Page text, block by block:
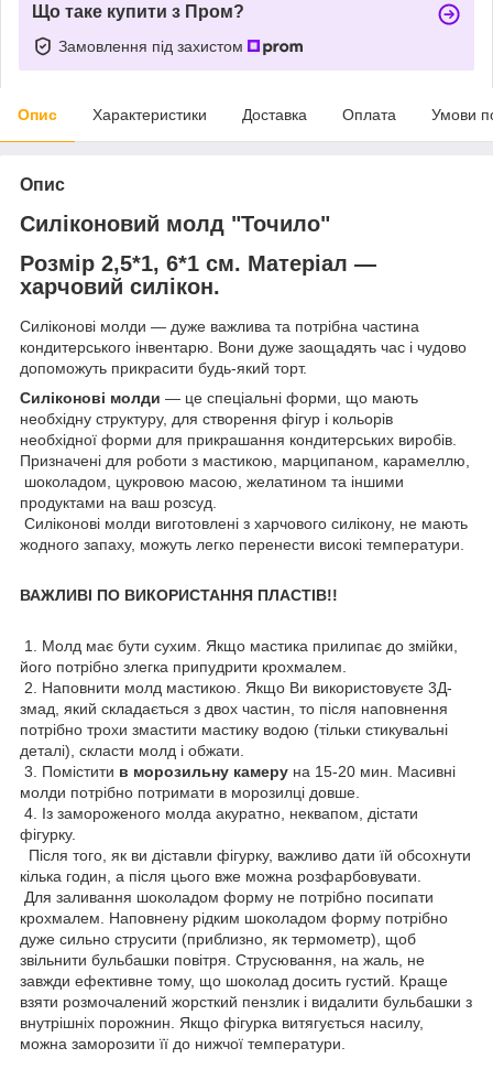
Що таке купити з Пром?
Замовлення під захистом
Опис Характеристики Доставка Оплата Умови
Опис
Силіконовий молд "Точило"
Розмір 2,5*1, 6*1 см. Матеріал —
харчовий силікон.
Силіконові молди — дуже важлива та потрібна частина
кондитерського інвентарю. Вони дуже заощадять час і чудово
допоможуть прикрасити будь-який торт.
Силіконові молди — це спеціальні форми, що мають
необхідну структуру, для створення фігур і кольорів
необхідної форми для прикрашання кондитерських виробів.
Призначені для роботи з мастикою, марципаном, карамеллю,
шоколадом, цукровою масою, желатином та іншими
продуктами на ваш розсуд.
Силіконові молди виготовлені з харчового силікону, не мають
жодного запаху, можуть легко перенести високі температури.
ВАЖЛИВІ ПО ВИКОРИСТАННЯ ПЛАСТІВ!!
1. Молд має бути сухим. Якщо мастика прилипає до змійки,
його потрібно злегка припудрити крохмалем.
2. Наповнити молд мастикою. Якщо Ви використовуєте 3Д-
змад, який складається з двох частин, то після наповнення
потрібно трохи змастити мастику водою (тільки стикувальні
деталі), скласти молд і обжати.
3. Помістити в морозильну камеру на 15-20 мин. Масивні
молди потрібно потримати в морозилці довше.
4. Із замороженого молда акуратно, неквапом, дістати
фігурку.
Після того, як ви діставли фігурку, важливо дати їй обсохнути
кілька годин, а після цього вже можна розфарбовувати.
Для заливання шоколадом форму не потрібно посипати
крохмалем. Наповнену рідким шоколадом форму потрібно
дуже сильно струсити (приблизно, як термометр), щоб
звільнити бульбашки повітря. Струсювання, на жаль, не
завжди ефективне тому, що шоколад досить густий. Краще
взяти розмочалений жорсткий пензлик і видалити бульбашки з
внутрішніх порожнин. Якщо фігурка витягується насилу,
можна заморозити її до нижчої температури.